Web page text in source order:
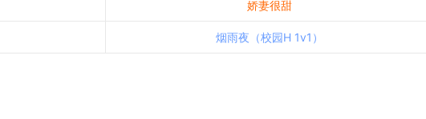
娇妻很甜
烟雨夜（校园H 1v1）